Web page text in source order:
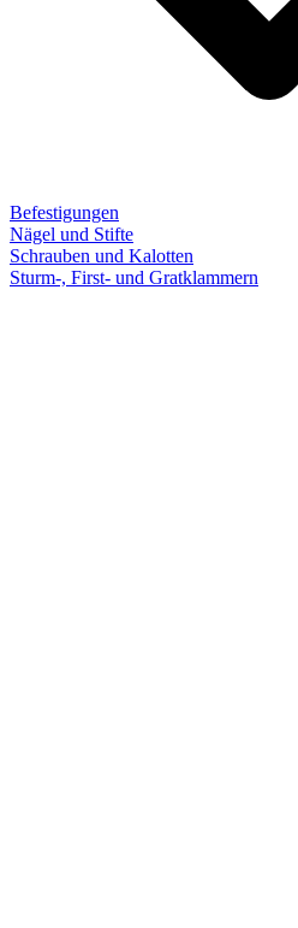
Befestigungen
Nägel und Stifte
Schrauben und Kalotten
Sturm-, First- und Gratklammern